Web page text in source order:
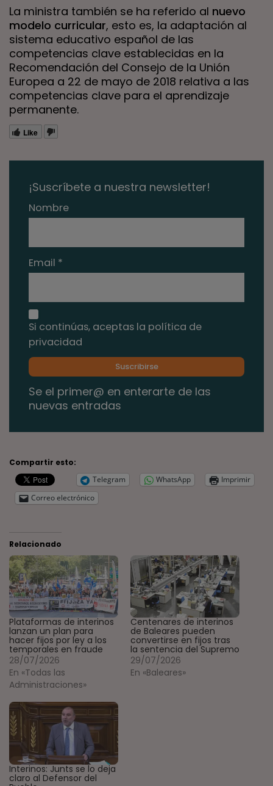
La ministra también se ha referido al nuevo
modelo curricular, esto es, la adaptación al
sistema educativo español de las
competencias clave establecidas en la
Recomendación del Consejo de la Unión
Europea a 22 de mayo de 2018 relativa a las
competencias clave para el aprendizaje
permanente.
Like
¡Suscríbete a nuestra newsletter!
Nombre
Email *
Si continúas, aceptas la política de
privacidad
Se el primer@ en enterarte de las
nuevas entradas
Compartir esto:
Telegram
WhatsApp
Imprimir
Correo electrónico
Relacionado
Plataformas de interinos
lanzan un plan para
hacer fijos por ley a los
temporales en fraude
28/07/2026
En «Todas las
Administraciones»
Centenares de interinos
de Baleares pueden
convertirse en fijos tras
la sentencia del Supremo
29/07/2026
En «Baleares»
Interinos: Junts se lo deja
claro al Defensor del